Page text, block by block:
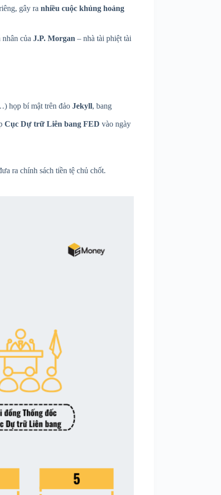
gây ra nhiều cuộc khủng hoảng
của J.P. Morgan – nhà tài phiệt tài
họp bí mật trên đảo Jekyll, bang
Cục Dự trữ Liên bang FED vào ngày
ra chính sách tiền tệ chủ chốt.